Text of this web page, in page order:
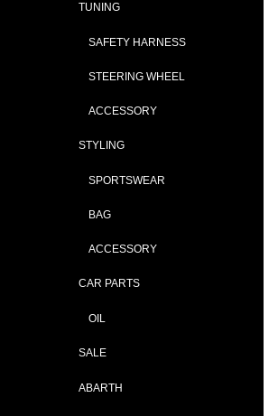
TUNING
SAFETY HARNESS
STEERING WHEEL
ACCESSORY
STYLING
SPORTSWEAR
BAG
ACCESSORY
CAR PARTS
OIL
SALE
ABARTH